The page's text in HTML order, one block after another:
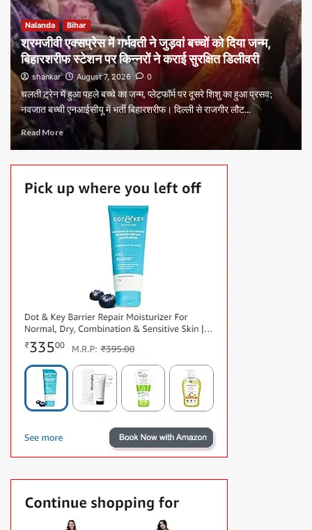
Nalanda Bihar
श्रमजीवी एक्सप्रेस में गर्भवती ने जुड़वां बच्चों को दिया जन्म,
बिहारशरीफ स्टेशन पर किन्नरों ने कराई सुरक्षित डिलीवरी
shankar August 7, 2026 0
चलती ट्रेन में हुआ पहले बच्चे का जन्म, प्लेटफॉर्म पर दूसरे शिशु का हुआ प्रसव;
नवजात बच्ची एनआईसीयू में भर्ती बिहारशरीफ। दिल्ली से राजगीर लौट...
Read More